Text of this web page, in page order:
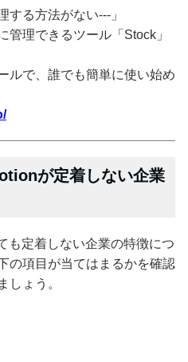
する方法がない---」
管理できるツール「Stock」
ルで、誰でも簡単に使い始め
が定着しない企業
も定着しない企業の特徴につ
の項目が当てはまるかを確認
しょう。